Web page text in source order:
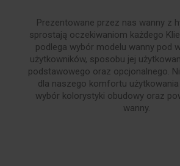
Prezentowane przez nas wanny z
sprostają oczekiwaniom każdego
podlega wybór modelu wanny pod
użytkowników, sposobu jej
podstawowego oraz opcjonalnego.
dla naszego komfortu
wybór kolorystyki obudowy oraz
wanny.